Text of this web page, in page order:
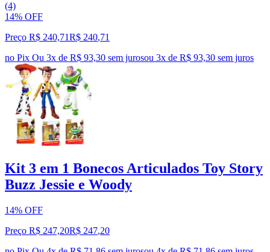
(4)
14% OFF
Preço R$ 240,71R$ 240,71
no Pix Ou 3x de R$ 93,30 sem jurosou 3x de R$ 93,30 sem juros
Kit 3 em 1 Bonecos Articulados Toy Story
Buzz Jessie e Woody
14% OFF
Preço R$ 247,20R$ 247,20